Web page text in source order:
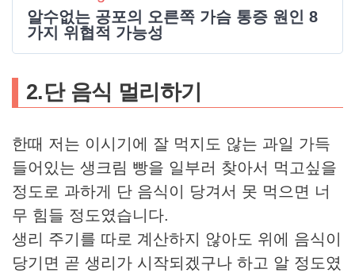
알수없는 공포의 오른쪽 가슴 통증 원인 8
가지 위협적 가능성
2.단 음식 멀리하기
한때 저는 이시기에 잘 먹지도 않는 과일 가득
들어있는 생크림 빵을 일부러 찾아서 먹고싶을
정도로 과하게 단 음식이 당겨서 못 먹으면 너
무 힘들 정도였습니다.
생리 주기를 따로 계산하지 않아도 위에 음식이
당기면 곧 생리가 시작되겠구나 하고 알 정도였